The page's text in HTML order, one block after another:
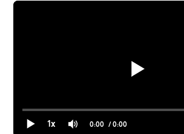
1x 0:00 / 0:00